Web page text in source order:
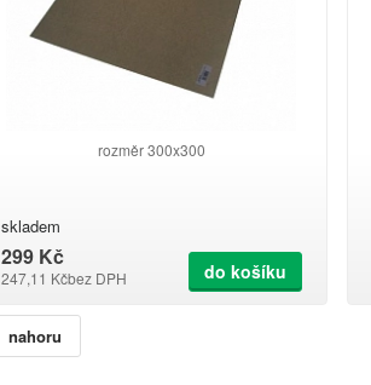
rozměr 300x300
skladem
299 Kč
247,11 Kčbez DPH do košíku
nahoru